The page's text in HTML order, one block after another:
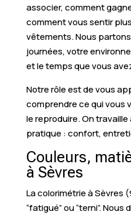
associer, comment
comment vous sentir
vêtements. Nous
journées, votre
et le temps que vous
Notre rôle est de vous
comprendre ce qui vous
le reproduire. On travaille
pratique : confort,
Couleurs,
à Sèvres
La colorimétrie à Sèvres
“fatigué” ou “terni”.